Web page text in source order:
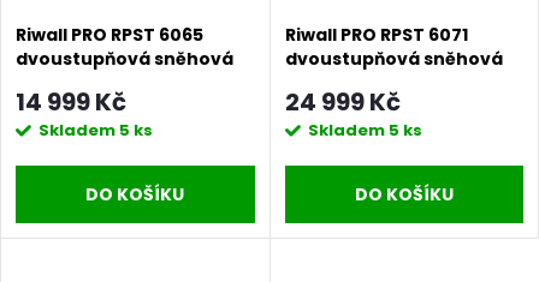
Riwall PRO RPST 6065
dvoustupňová sněhová
14 999 Kč
Skladem 5 ks
DO KOŠÍKU
Riwall PRO RPST 6071
dvoustupňová sněhová
elektrostartem
24 999 Kč
Skladem 5 ks
DO KOŠÍKU